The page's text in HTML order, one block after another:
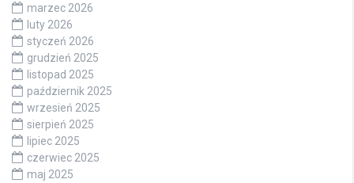
marzec 2026
luty 2026
styczeń 2026
grudzień 2025
listopad 2025
październik 2025
wrzesień 2025
sierpień 2025
lipiec 2025
czerwiec 2025
maj 2025